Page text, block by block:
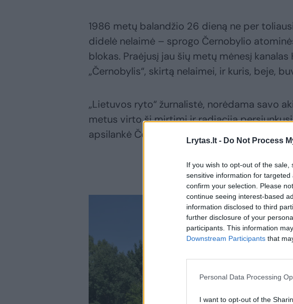
Lrytas.lt - Do Not Process
If you wish to opt-out of the
sensitive information for
confirm your selection. Please
continue seeing interest-based
information disclosed to third
further disclosure of your
participants. This information
Downstream Participants that
Personal Data Processing
I want to opt-out of the
1986 metų balandžio 26 dieną ne per
didelė nelaimė – sprogo Černobylio
blokas. Praėjusį jau šių metų mėnesį
„Černobylis“, skirtą nelaimei, ir kuris, beje,
„Lietuvos ryto“ žurnalistė, norėdama savo
metus virto ši mirtimi ir radiacija
apsilankė Černobylio zonoje.